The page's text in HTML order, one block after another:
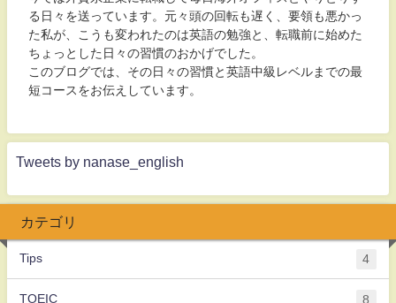
る日々を送っています。元々頭の回転も遅く、要領も悪かっ
た私が、こうも変われたのは英語の勉強と、転職前に始めた
ちょっとした日々の習慣のおかげでした。
このブログでは、その日々の習慣と英語中級レベルまでの最
短コースをお伝えしています。
Tweets by nanase_english
カテゴリ
Tips 4
TOEIC 8